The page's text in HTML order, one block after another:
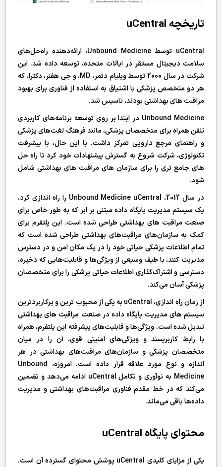
تاریخچه uCentral
uCentral توسط Unbound Medicine، ارائه‌دهنده راه‌حل‌های
سلامت دیجیتال مستقر در ایالات متحده، توسعه داده شد. این
شرکت در سال 2000 توسط ویلیام دتمر، MD، و جی هفنر، دکترا، که
هر دو متخصص پزشکی با اشتیاق به استفاده از فناوری برای بهبود
مراقبت های بهداشتی بودند، تاسیس شد.
Unbound Medicine در ابتدا بر روی توسعه برنامه‌های کاربردی
تلفن همراه برای متخصصان پزشکی، مانند فرهنگ لغت‌های پزشکی
و راهنمای مرجع دارویی تمرکز داشت. با این حال، با پیشرفت
تکنولوژی، شرکت شروع به گسترش پیشنهادات خود کرد تا راه حل
های جامع تری را برای سازمان های مراقبت های بهداشتی شامل
شود.
در سال 2012، Unbound Medicine uCentral را راه اندازی کرد،
یک سیستم مدیریت پایگاه داده مبتنی بر ابر که به طور خاص برای
صنعت مراقبت های بهداشتی طراحی شده است. این پلتفرم برای
کمک به سازمان‌های مراقبت‌های بهداشتی طراحی شده است که
تمام اطلاعات پزشکی حیاتی خود را در یک مکان امن و در دسترس
مدیریت کنند، با طیف وسیعی از ویژگی‌ها و قابلیت‌هایی که ذخیره،
دسترسی و اشتراک‌گذاری اطلاعات حیاتی پزشکی را برای متخصصان
پزشکی آسان می‌کند.
از زمان راه اندازی، uCentral به یکی از محبوب ترین و پرکاربردترین
سیستم های مدیریت پایگاه داده در صنعت مراقبت های بهداشتی
تبدیل شده است. ویژگی‌ها و قابلیت‌های پیشرفته این پلتفرم، همراه
با رابط کاربرپسند و ویژگی‌های امنیتی قوی، آن را در میان
متخصصان پزشکی و سازمان‌های مراقبت‌های بهداشتی در هر
اندازه و نوع مورد علاقه قرار داده است. امروزه، Unbound
Medicine به نوآوری و تکامل uCentral ادامه می‌دهد و تضمین
می‌کند که در خط مقدم فناوری مراقبت‌های بهداشتی و مدیریت
داده‌ها باقی می‌ماند.
محتوای پایگاه uCentral
یکی از مزایای کلیدی uCentral پوشش محتوای گسترده آن است.